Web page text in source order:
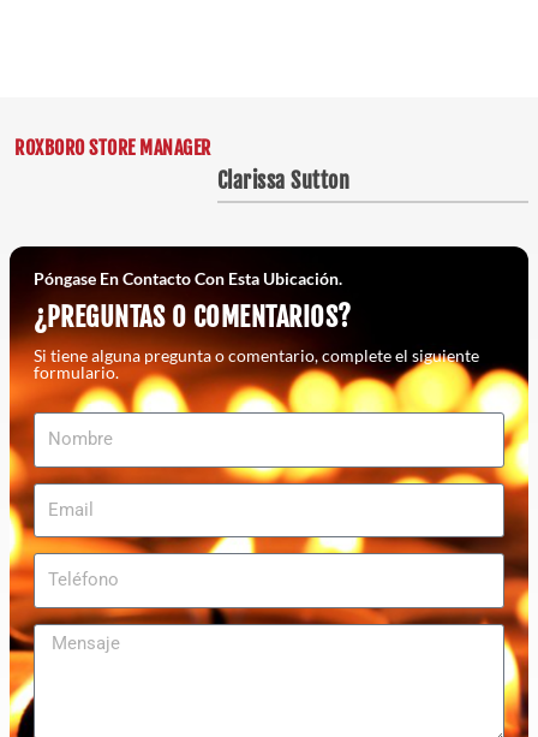
ROXBORO STORE MANAGER
Clarissa Sutton
Póngase En Contacto Con Esta Ubicación.
¿PREGUNTAS O COMENTARIOS?
Si tiene alguna pregunta o comentario, complete el siguiente
formulario.
Nombre
Email
Teléfono
Mensaje